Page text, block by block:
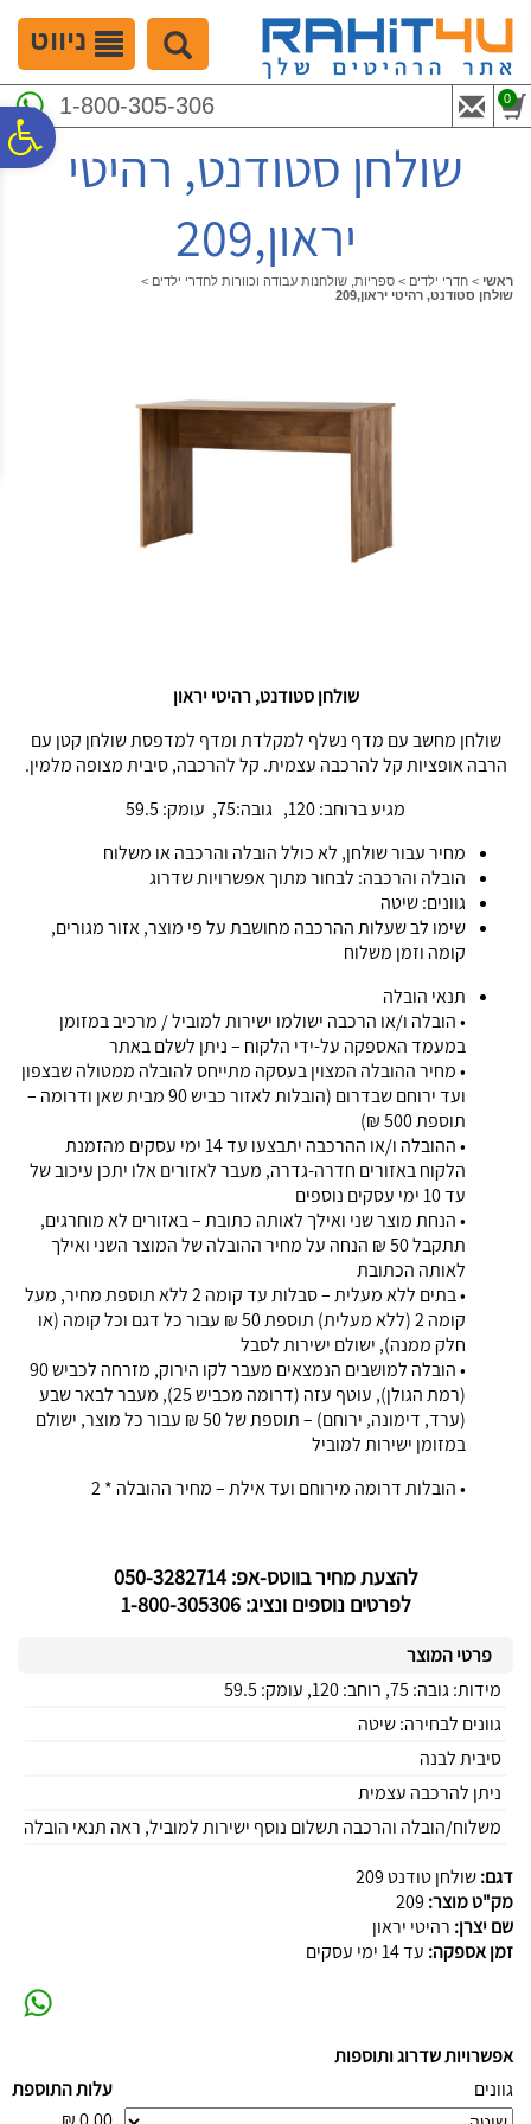
נגישות
המרכזי
ניווט
1-800-305-306 0
שולחן סטודנט, רהיטי
יראון,209
ראשי > חדרי ילדים > ספריות, שולחנות עבודה וכוורות לחדרי ילדים >
שולחן סטודנט, רהיטי יראון,209
שולחן סטודנט, רהיטי יראון
שולחן מחשב עם מדף נשלף למקלדת ומדף למדפסת שולחן קטן עם
הרבה אופציות קל להרכבה עצמית. קל להרכבה, סיבית מצופה מלמין.
מגיע ברוחב: 120, גובה:75, עומק: 59.5
מחיר עבור שולחן, לא כולל הובלה והרכבה או משלוח
הובלה והרכבה: לבחור מתוך אפשרויות שדרוג
גוונים: שיטה
שימו לב שעלות ההרכבה מחושבת על פי מוצר, אזור מגורים,
קומה וזמן משלוח
תנאי הובלה
• הובלה ו/או הרכבה ישולמו ישירות למוביל / מרכיב במזומן
במעמד האספקה על-ידי הלקוח – ניתן לשלם באתר
• מחיר ההובלה המצוין בעסקה מתייחס להובלה ממטולה שבצפון
ועד ירוחם שבדרום (הובלות לאזור כביש 90 מבית שאן ודרומה –
תוספת 500 ₪)
• ההובלה ו/או ההרכבה יתבצעו עד 14 ימי עסקים מהזמנת
הלקוח באזורים חדרה-גדרה, מעבר לאזורים אלו יתכן עיכוב של
עד 10 ימי עסקים נוספים
• הנחת מוצר שני ואילך לאותה כתובת – באזורים לא מוחרגים,
תתקבל 50 ₪ הנחה על מחיר ההובלה של המוצר השני ואילך
לאותה הכתובת
• בתים ללא מעלית – סבלות עד קומה 2 ללא תוספת מחיר, מעל
קומה 2 (ללא מעלית) תוספת 50 ₪ עבור כל דגם וכל קומה (או
חלק ממנה), ישולם ישירות לסבל
• הובלה למושבים הנמצאים מעבר לקו הירוק, מזרחה לכביש 90
(רמת הגולן), עוטף עזה (דרומה מכביש 25), מעבר לבאר שבע
(ערד, דימונה, ירוחם) – תוספת של 50 ₪ עבור כל מוצר, ישולם
במזומן ישירות למוביל
• הובלות דרומה מירוחם ועד אילת – מחיר ההובלה * 2
להצעת מחיר בווטס-אפ: 050-3282714
לפרטים נוספים ונציג: 1-800-305306
פרטי המוצר
מידות: גובה: 75, רוחב: 120, עומק: 59.5
גוונים לבחירה: שיטה
סיבית לבנה
ניתן להרכבה עצמית
משלוח/הובלה והרכבה תשלום נוסף ישירות למוביל, ראה תנאי הובלה
דגם:שולחן טודנט 209
מק"ט מוצר: 209
שם יצרן: רהיטי יראון
זמן אספקה: עד 14 ימי עסקים
אפשרויות שדרוג ותוספות
גוונים
עלות התוספת